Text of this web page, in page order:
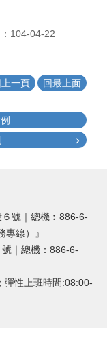
104-04-22
上一頁 回最上面
號｜總機︰886-6-
線）』
｜總機：886-6-
彈性上班時間:08:00-